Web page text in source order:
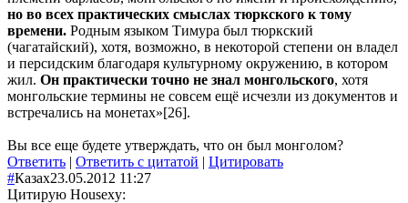
но во всех практических смыслах тюркского к тому
времени. Родным языком Тимура был тюркский
(чагатайский), хотя, возможно, в некоторой степени он владел
и персидским благодаря культурному окружению, в котором
жил. Он практически точно не знал монгольского, хотя
монгольские термины не совсем ещё исчезли из документов и
встречались на монетах»[26].
Вы все еще будете утверждать, что он был монголом?
Ответить | Ответить с цитатой | Цитировать
#Казах23.05.2012 11:27
Цитирую Housexy: